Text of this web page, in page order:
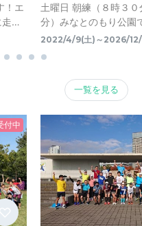
！エ
走…
土曜日 朝練（８時３
分）みなとのもり公園
2022/4/9(土)～2026/
一覧を見る
付中